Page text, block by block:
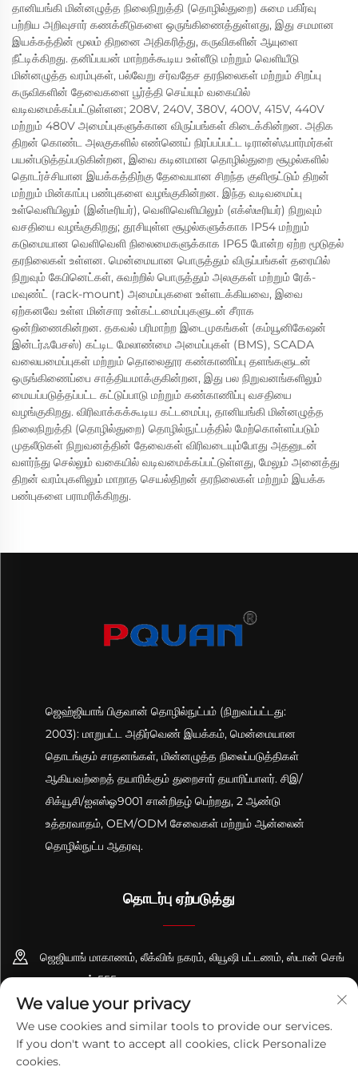
தானியங்கி மின்னழுத்த நிலைநிறுத்தி (தொழில்துறை) சுமை பகிர்வு
பற்றிய அறிவுசார் கணக்கீடுகளை ஒருங்கிணைத்துள்ளது, இது சமமான
இயக்கத்தின் மூலம் திறனை அதிகரித்து, கருவிகளின் ஆயுளை
நீட்டிக்கிறது. தனிப்பயன் மாற்றக்கூடிய உள்ளீடு மற்றும் வெளியீடு
மின்னழுத்த வரம்புகள், பல்வேறு சர்வதேச தரநிலைகள் மற்றும் சிறப்பு
கருவிகளின் தேவைகளை பூர்த்தி செய்யும் வகையில்
வடிவமைக்கப்பட்டுள்ளன; 208V, 240V, 380V, 400V, 415V, 440V
மற்றும் 480V அமைப்புகளுக்கான விருப்பங்கள் கிடைக்கின்றன. அதிக
திறன் கொண்ட அலகுகளில் எண்ணெய் நிரப்பப்பட்ட டிரான்ஸ்ஃபார்மர்கள்
பயன்படுத்தப்படுகின்றன, இவை கடினமான தொழில்துறை சூழல்களில்
தொடர்ச்சியான இயக்கத்திற்கு தேவையான சிறந்த குளிரூட்டும் திறன்
மற்றும் மின்காப்பு பண்புகளை வழங்குகின்றன. இந்த வடிவமைப்பு
உள்வெளியிலும் (இன்டீரியர்), வெளிவெளியிலும் (எக்ஸ்டீரியர்) நிறுவும்
வசதியை வழங்குகிறது; தூசியுள்ள சூழல்களுக்காக IP54 மற்றும்
கடுமையான வெளிவெளி நிலைமைகளுக்காக IP65 போன்ற ஏற்ற மூடுதல்
தரநிலைகள் உள்ளன. மென்மையான பொருத்தும் விருப்பங்கள் தரையில்
நிறுவும் கேபினெட்கள், சுவற்றில் பொருத்தும் அலகுகள் மற்றும் ரேக்-
மவுண்ட் (rack-mount) அமைப்புகளை உள்ளடக்கியவை, இவை
ஏற்கனவே உள்ள மின்சார உள்கட்டமைப்புகளுடன் சீராக
ஒன்றிணைகின்றன. தகவல் பரிமாற்ற இடைமுகங்கள் (கம்யூனிகேஷன்
இன்டர்ஃபேசஸ்) கட்டிட மேலாண்மை அமைப்புகள் (BMS), SCADA
வலையமைப்புகள் மற்றும் தொலைதூர கண்காணிப்பு தளங்களுடன்
ஒருங்கிணைப்பை சாத்தியமாக்குகின்றன, இது பல நிறுவனங்களிலும்
மையப்படுத்தப்பட்ட கட்டுப்பாடு மற்றும் கண்காணிப்பு வசதியை
வழங்குகிறது. விரிவாக்கக்கூடிய கட்டமைப்பு, தானியங்கி மின்னழுத்த
நிலைநிறுத்தி (தொழில்துறை) தொழில்நுட்பத்தில் மேற்கொள்ளப்படும்
முதலீடுகள் நிறுவனத்தின் தேவைகள் விரிவடையும்போது அதனுடன்
வளர்ந்து செல்லும் வகையில் வடிவமைக்கப்பட்டுள்ளது, மேலும் அனைத்து
திறன் வரம்புகளிலும் மாறாத செயல்திறன் தரநிலைகள் மற்றும் இயக்க
பண்புகளை பராமரிக்கிறது.
ஜெஹ்ஜியாங் பிகுவான் தொழில்நுட்பம் (நிறுவப்பட்டது:
2003): மாறுபட்ட அதிர்வெண் இயக்கம், மென்மையான
தொடங்கும் சாதனங்கள், மின்னழுத்த நிலைப்படுத்திகள்
ஆகியவற்றைத் தயாரிக்கும் துறைசார் தயாரிப்பாளர். சிஇ/
சிக்யூசி/ஐஎஸ்ஓ9001 சான்றிதழ் பெற்றது, 2 ஆண்டு
உத்தரவாதம், OEM/ODM சேவைகள் மற்றும் ஆன்லைன்
தொழில்நுட்ப ஆதரவு.
தொடர்பு ஏற்படுத்து
ஜெஜியாங் மாகாணம், லீக்விங் நகரம், லியூஷி பட்டணம், ஸ்டான் செங்
சாலை, எண் 555
+86-13695814656
[email protected]
We value your privacy
We use cookies and similar tools to provide our services.
If you don't want to accept all cookies, click Personalize
cookies.